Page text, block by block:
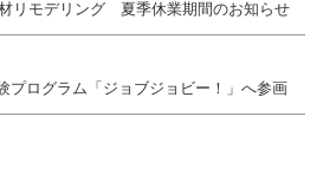
リモデリング 夏季休業期間のお知らせ
プログラム「ジョブジョビー！」へ参画